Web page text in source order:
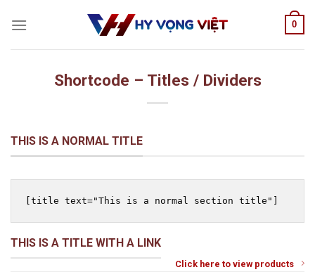
0
Shortcode – Titles / Dividers
THIS IS A NORMAL TITLE
THIS IS A TITLE WITH A LINK
Click here to view products